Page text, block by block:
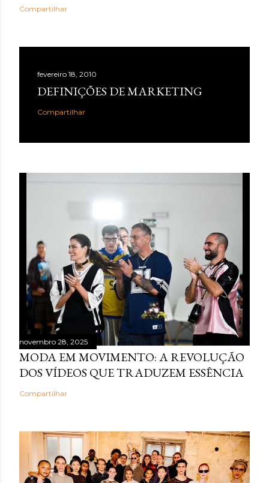
Compartilhar
fevereiro 18, 2010
DEFINIÇÕES DE MARKETING
Compartilhar
novembro 28, 2025
MODA EM MOVIMENTO: A REVOLUÇÃO
DOS VÍDEOS QUE TRADUZEM ESSÊNCIA
Compartilhar